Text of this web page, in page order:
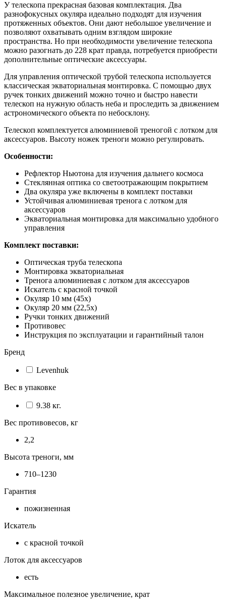
У телескопа прекрасная базовая комплектация. Два
разнофокусных окуляра идеально подходят для изучения
протяженных объектов. Они дают небольшое увеличение и
позволяют охватывать одним взглядом широкие
пространства. Но при необходимости увеличение телескопа
можно разогнать до 228 крат правда, потребуется приобрести
дополнительные оптические аксессуары.
Для управления оптической трубой телескопа используется
классическая экваториальная монтировка. С помощью двух
ручек тонких движений можно точно и быстро навести
телескоп на нужную область неба и проследить за движением
астрономического объекта по небосклону.
Телескоп комплектуется алюминиевой треногой с лотком для
аксессуаров. Высоту ножек треноги можно регулировать.
Особенности:
Рефлектор Ньютона для изучения дальнего космоса
Стеклянная оптика со светоотражающим покрытием
Два окуляра уже включены в комплект поставки
Устойчивая алюминиевая тренога с лотком для
аксессуаров
Экваториальная монтировка для максимально удобного
управления
Комплект поставки:
Оптическая труба телескопа
Монтировка экваториальная
Тренога алюминиевая с лотком для аксессуаров
Искатель с красной точкой
Окуляр 10 мм (45х)
Окуляр 20 мм (22,5х)
Ручки тонких движений
Противовес
Инструкция по эксплуатации и гарантийный талон
Бренд
Levenhuk
Вес в упаковке
9.38 кг.
Вес противовесов, кг
2,2
Высота треноги, мм
710–1230
Гарантия
пожизненная
Искатель
с красной точкой
Лоток для аксессуаров
есть
Максимальное полезное увеличение, крат